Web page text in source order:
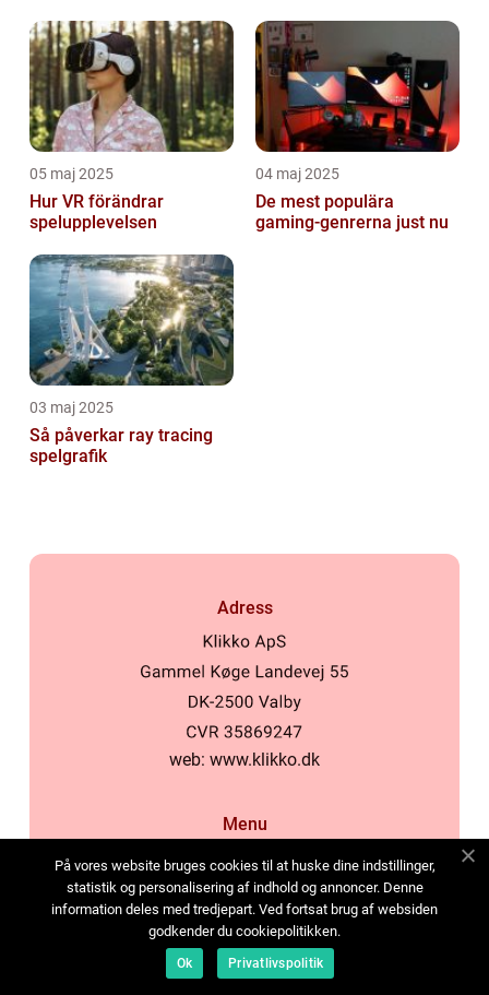
05 maj 2025
Hur VR förändrar
spelupplevelsen
04 maj 2025
De mest populära
gaming-genrerna just nu
03 maj 2025
Så påverkar ray tracing
spelgrafik
Adress
web: www.klikko.dk
Menu
Annonsering
Om oss
Cookies
Kontakta oss
Sitemap
På vores website bruges cookies til at huske dine indstillinger,
statistik og personalisering af indhold og annoncer. Denne
information deles med tredjepart. Ved fortsat brug af websiden
godkender du cookiepolitikken.
Ok Privatlivspolitik